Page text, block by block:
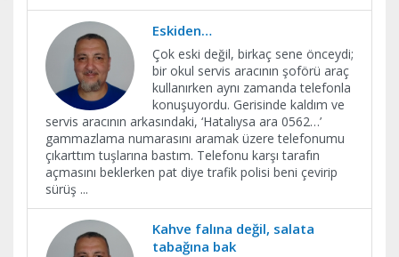
Eskiden…
Çok eski değil, birkaç sene önceydi;
bir okul servis aracının şoförü araç
kullanırken aynı zamanda telefonla
konuşuyordu. Gerisinde kaldım ve
servis aracının arkasındaki, ‘Hatalıysa ara 0562…’
gammazlama numarasını aramak üzere telefonumu
çıkarttım tuşlarına bastım. Telefonu karşı tarafın
açmasını beklerken pat diye trafik polisi beni çevirip
sürüş ...
Kahve falına değil, salata
tabağına bak